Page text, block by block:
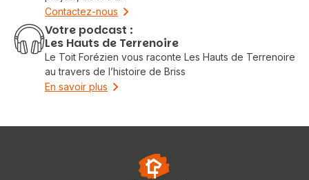
Contactez-nous
Votre podcast :
Les Hauts de Terrenoire
Le Toit Forézien vous raconte Les Hauts de Terrenoire
au travers de l’histoire de Briss
En savoir plus